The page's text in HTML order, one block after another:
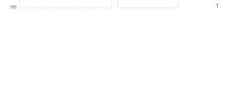
???
1